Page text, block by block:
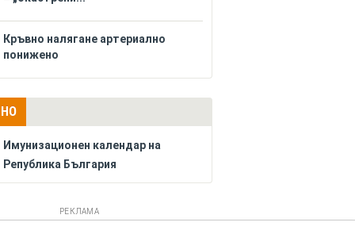
Кръвно налягане артериално
понижено
Имунизационен календар на
Република България
РЕКЛАМА